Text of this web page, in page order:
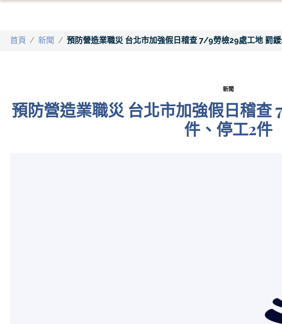
首頁 / 新聞 / 預防營造業職災 台北市加強假日稽查 7/9勞檢29處工地 罰
新聞
預防營造業職災 台北市加強假日稽查
件、停工2件